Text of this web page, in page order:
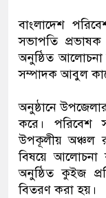
‎বাংলাদেশ
সভাপতি
অনুষ্ঠিত আলোচনা
সম্পাদক আবুল
‎অনুষ্ঠানে উপজেলার
করে। পরিবেশ
উপকূলীয় অঞ্চল
বিষয়ে আলোচনা
অনুষ্ঠিত কুইজ
বিতরণ করা হয়।